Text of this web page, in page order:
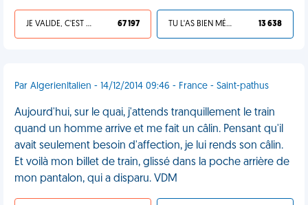
JE VALIDE, C'EST UNE VDM 67 197 TU L'AS BIEN MÉRITÉ 13 638
Par AlgerienItalien - 14/12/2014 09:46 - France - Saint-pathus
Aujourd'hui, sur le quai, j'attends tranquillement le train
quand un homme arrive et me fait un câlin. Pensant qu'il
avait seulement besoin d'affection, je lui rends son câlin.
Et voilà mon billet de train, glissé dans la poche arrière de
mon pantalon, qui a disparu. VDM